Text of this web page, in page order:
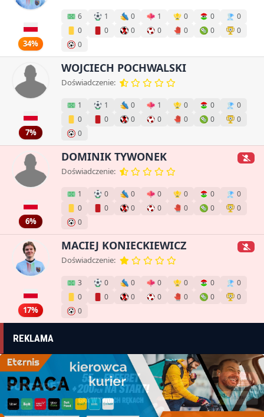
34%
6 1 0 1 0 0
0
0
0 0 0 0 0
0
0
7%
WOJCIECH POCHWALSKI
Doświadczenie:
1 1 0 1 0 0
0
0
0 0 0 0 0
0
0
6%
DOMINIK TYWONEK
Doświadczenie:
1 0 0 0 0 0
0
0
0 0 0 0 0
0
0
17%
MACIEJ KONIECKIEWICZ
Doświadczenie:
3 0 0 0 0 0
0
0
0 0 0 0 0
0
0
REKLAMA